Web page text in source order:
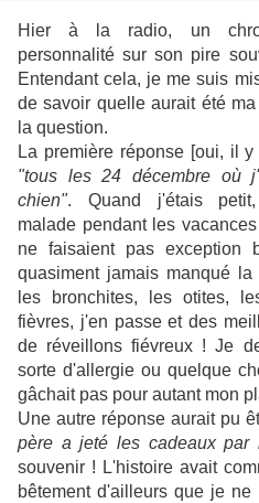
Hier à la radio, un
personnalité sur son pire
Entendant cela, je me suis
de savoir quelle aurait été
la question.
La première réponse [oui, il
"tous les 24 décembre où
chien". Quand j'étais petit,
malade pendant les
ne faisaient pas
quasiment jamais manqué
les bronchites, les otites,
fièvres, j'en passe et des
de réveillons fiévreux ! Je
sorte d'allergie ou quelque
gâchait pas pour autant mon
Une autre réponse aurait pu
père a jeté les cadeaux par
souvenir ! L'histoire avait
bêtement d'ailleurs que je